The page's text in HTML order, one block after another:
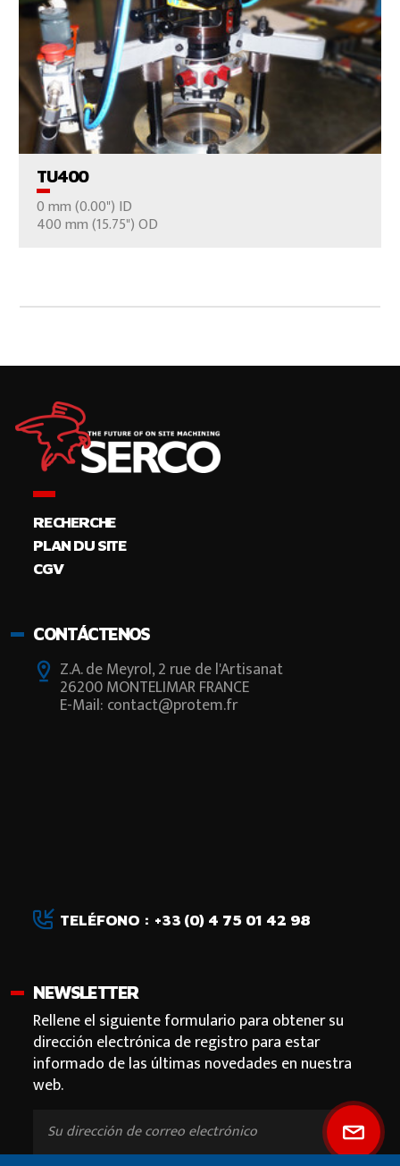
TU400
0 mm (0.00") ID
400 mm (15.75") OD
VER EL PRODUCTO
RECHERCHE
PLAN DU SITE
CGV
CONTÁCTENOS
Z.A. de Meyrol, 2 rue de l'Artisanat
26200 MONTELIMAR FRANCE
E-Mail: contact@protem.fr
TELÉFONO : +33 (0) 4 75 01 42 98
NEWSLETTER
Rellene el siguiente formulario para obtener su
dirección electrónica de registro para estar
informado de las últimas novedades en nuestra
web.